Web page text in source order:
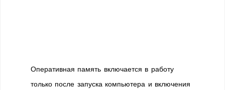
Оперативная память включается в работу
только после запуска компьютера и включения